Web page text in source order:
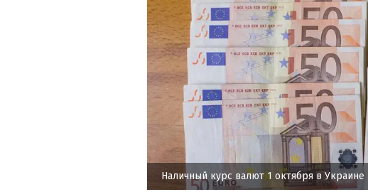
Наличный курс валют 1 октября в Украине